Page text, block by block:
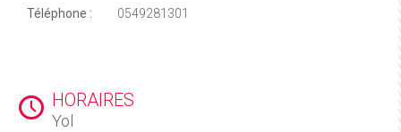
Téléphone : 0549281301
HORAIRES
Yol